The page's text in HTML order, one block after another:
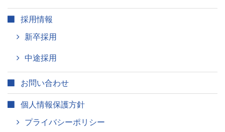
採用情報
新卒採用
中途採用
お問い合わせ
個人情報保護方針
プライバシーポリシー